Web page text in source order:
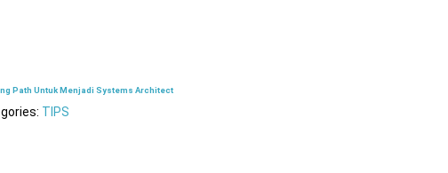
Path Untuk Menjadi Systems Architect
TIPS